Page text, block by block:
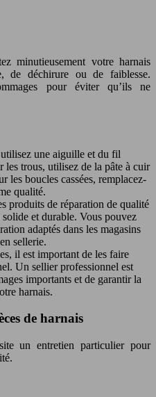
minutieusement votre harnais
de déchirure ou de faiblesse.
pour éviter qu’ils ne
une aiguille et du fil
les trous, utilisez de la pâte à cuir
les boucles cassées, remplacez-
qualité.
produits de réparation de qualité
et durable. Vous pouvez
adaptés dans les magasins
sellerie.
il est important de les faire
Un sellier professionnel est
importants et de garantir la
harnais.
de harnais
un entretien particulier pour